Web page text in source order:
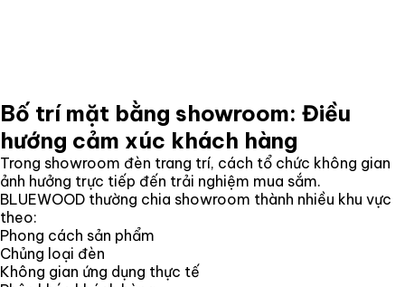
Bố trí mặt bằng showroom: Điều
hướng cảm xúc khách hàng
Trong showroom đèn trang trí, cách tổ chức không gian
ảnh hưởng trực tiếp đến trải nghiệm mua sắm.
BLUEWOOD thường chia showroom thành nhiều khu vực
theo:
Phong cách sản phẩm
Chủng loại đèn
Không gian ứng dụng thực tế